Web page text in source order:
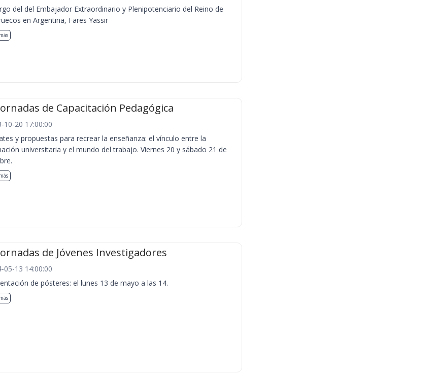
del del Embajador Extraordinario y Plenipotenciario del Reino de
en Argentina, Fares Yassir
de Capacitación Pedagógica
10-20 17:00:00
y propuestas para recrear la enseñanza: el vínculo entre la
universitaria y el mundo del trabajo. Viernes 20 y sábado 21 de
de Jóvenes Investigadores
05-13 14:00:00
de pósteres: el lunes 13 de mayo a las 14.